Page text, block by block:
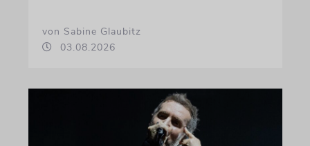
von Sabine Glaubitz
03.08.2026